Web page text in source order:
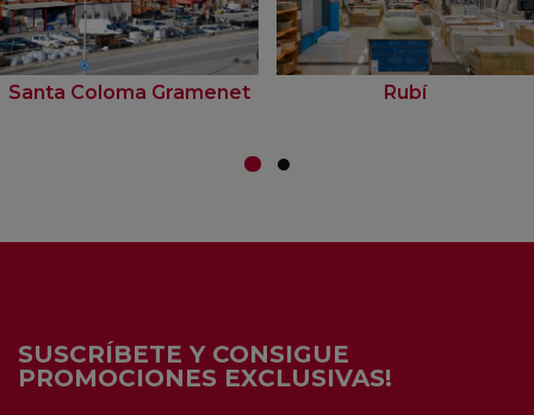
Santa Coloma Gramenet Rubí
SUSCRÍBETE Y CONSIGUE
PROMOCIONES EXCLUSIVAS!